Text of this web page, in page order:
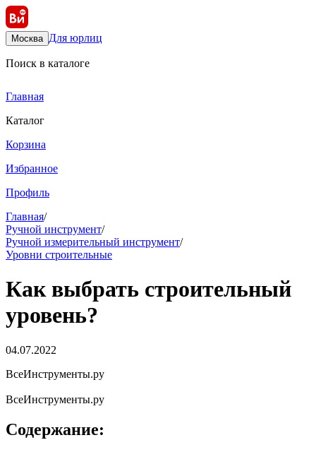
Москва Для юрлиц
Поиск в каталоге
Главная
Каталог
Корзина
Избранное
Профиль
Главная/
Ручной инструмент/
Ручной измерительный инструмент/
Уровни строительные
Как выбрать строительный
уровень?
04.07.2022
ВсеИнструменты.ру
ВсеИнструменты.ру
Содержание: